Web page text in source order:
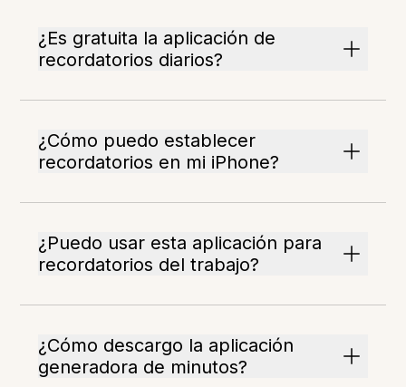
¿Es gratuita la aplicación de
recordatorios diarios?
¿Cómo puedo establecer
recordatorios en mi iPhone?
¿Puedo usar esta aplicación para
recordatorios del trabajo?
¿Cómo descargo la aplicación
generadora de minutos?